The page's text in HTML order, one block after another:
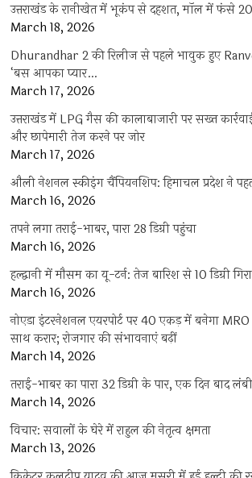
उत्तराखंड के रानीखेत में भूकंप से दहशत, मॉल में फंसे 20
March 18, 2026
Dhurandhar 2 की रिलीज से पहले भावुक हुए
‘बस आपका प्यार…
March 17, 2026
उत्तराखंड में LPG गैस की कालाबाजारी पर सख्त
और छापेमारी तेज करने पर जोर
March 17, 2026
औली नेशनल स्कीइंग चैंपियनशिप: हिमाचल प्रदेश ने
March 16, 2026
तपने लगा तराई-भाबर, पारा 28 डिग्री पहुंचा
March 16, 2026
हल्द्वानी में मौसम का यू-टर्न: तेज बारिश से 10 डिग्री
March 16, 2026
नोएडा इंटरनेशनल एयरपोर्ट पर 40 एकड़ में बनेगा
साथ करार; रोजगार की संभावनाएं बढ़ीं
March 14, 2026
तराई-भाबर का पारा 32 डिग्री के पार, एक दिन बाद
March 14, 2026
विचार: सवालों के घेरे में राहुल की नेतृत्व क्षमता
March 13, 2026